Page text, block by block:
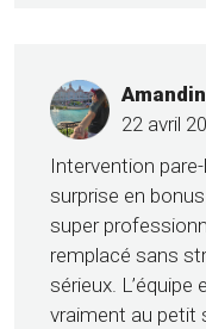
22 avril
Intervention
surprise en
super
remplacé sans
sérieux.
vraiment au petit